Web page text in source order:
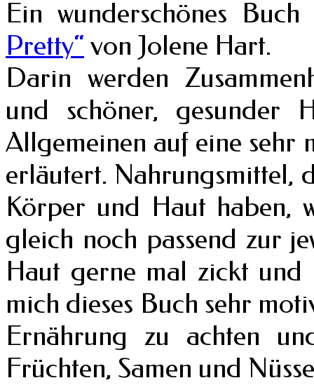
Ein wunderschönes
Pretty“ von Jolene Hart.
Darin werden
und schöner, gesunder
Allgemeinen auf eine sehr
erläutert. Nahrungsmittel,
Körper und Haut haben,
gleich noch passend zur
Haut gerne mal zickt
mich dieses Buch sehr
Ernährung zu achten
Früchten, Samen und